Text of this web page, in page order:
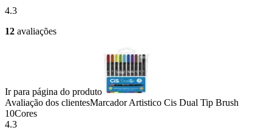
4.3
12 avaliações
Ir para página do produto
Avaliação dos clientesMarcador Artistico Cis Dual Tip Brush
10Cores
4.3